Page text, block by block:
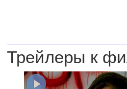
Трейлеры к